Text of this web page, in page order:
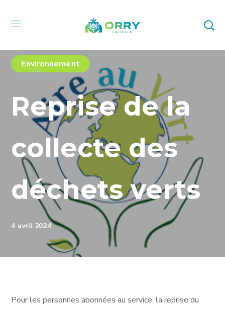
Environnement
Reprise de la
collecte des
déchets verts
4 avril 2024
Pour les personnes abonnées au service, la reprise du